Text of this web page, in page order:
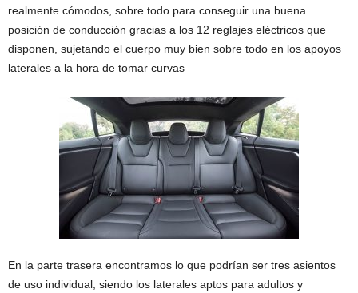
realmente cómodos, sobre todo para conseguir una buena
posición de conducción gracias a los 12 reglajes eléctricos que
disponen, sujetando el cuerpo muy bien sobre todo en los apoyos
laterales a la hora de tomar curvas
En la parte trasera encontramos lo que podrían ser tres asientos
de uso individual, siendo los laterales aptos para adultos y